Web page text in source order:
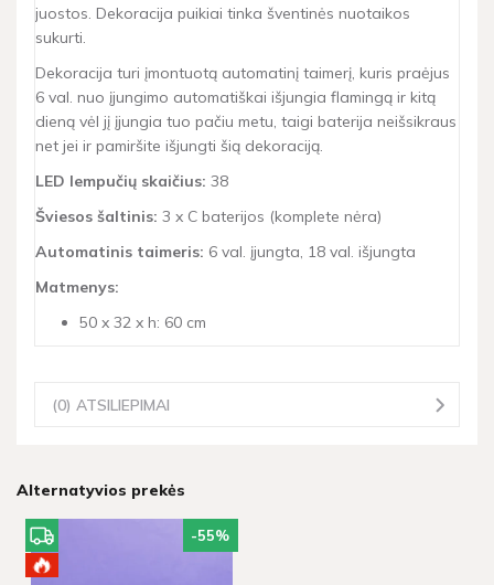
juostos. Dekoracija puikiai tinka šventinės nuotaikos
sukurti.
Dekoracija turi įmontuotą automatinį taimerį, kuris praėjus
6 val. nuo įjungimo automatiškai išjungia flamingą ir kitą
dieną vėl jį įjungia tuo pačiu metu, taigi baterija neišsikraus
net jei ir pamiršite išjungti šią dekoraciją.
LED lempučių skaičius: 38
Šviesos šaltinis: 3 x C baterijos (komplete nėra)
Automatinis taimeris: 6 val. įjungta, 18 val. išjungta
Matmenys:
50 x 32 x h: 60 cm
(0) ATSILIEPIMAI
Alternatyvios prekės
-55%